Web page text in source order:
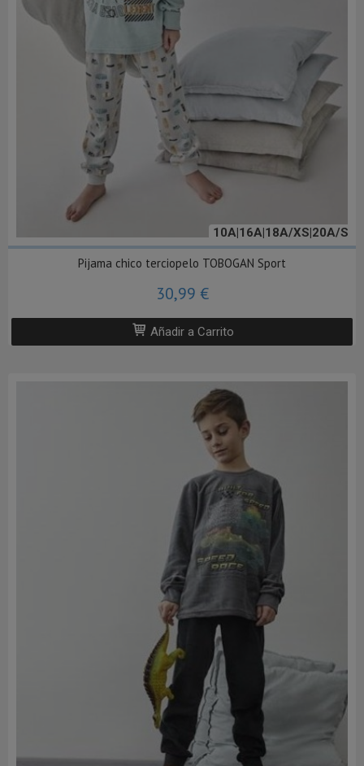
10A|16A|18A/XS|20A/S
Pijama chico terciopelo TOBOGAN Sport
30,99 €
Añadir a Carrito